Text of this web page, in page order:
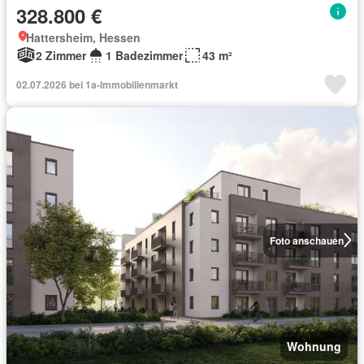
328.800 €
Hattersheim, Hessen
2 Zimmer
1 Badezimmer 43 m²
02.07.2026 bei 1a-Immobilienmarkt
Foto anschauen
Wohnung